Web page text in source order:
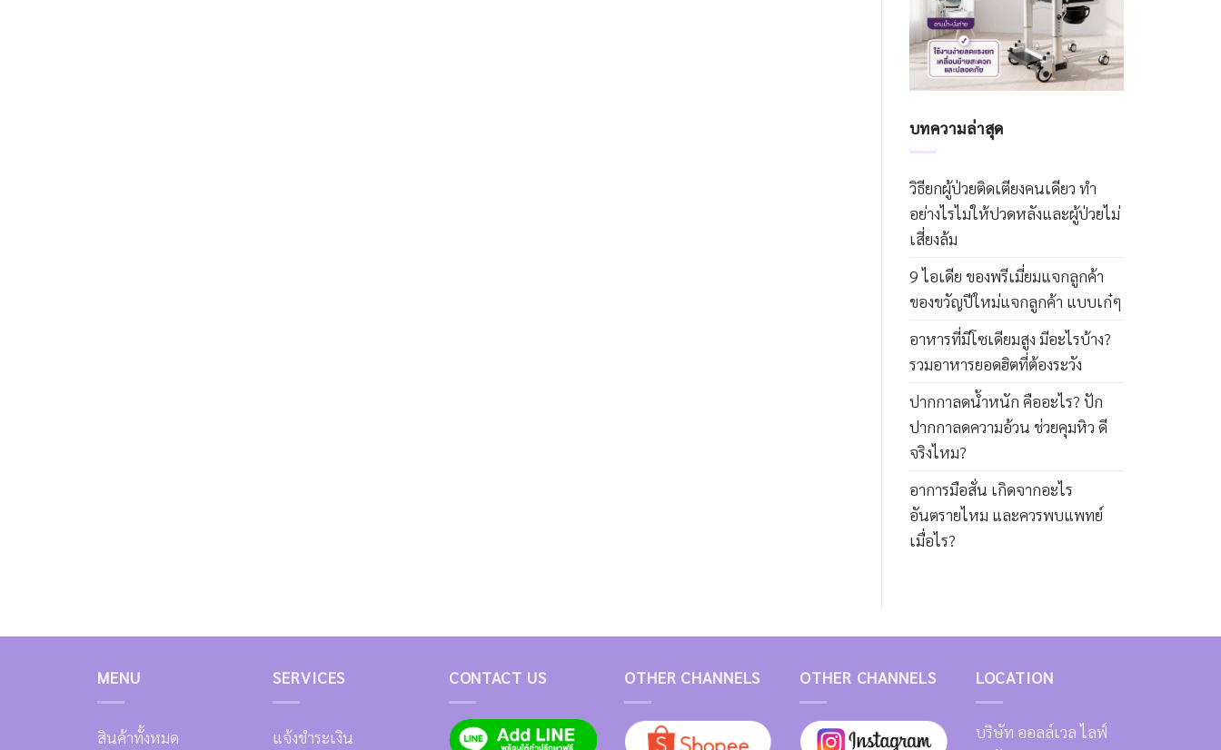
บทความล่าสุด
วิธียกผู้ป่วยติดเตียงคนเดียว ทำ
อย่างไรไม่ให้ปวดหลังและผู้ป่วยไม่
เสี่ยงล้ม
9 ไอเดีย ของพรีเมี่ยมแจกลูกค้า
ของขวัญปีใหม่แจกลูกค้า แบบเก๋ๆ
อาหารที่มีโซเดียมสูง มีอะไรบ้าง?
รวมอาหารยอดฮิตที่ต้องระวัง
ปากกาลดน้ำหนัก คืออะไร? ปัก
ปากกาลดความอ้วน ช่วยคุมหิว ดี
จริงไหม?
อาการมือสั่น เกิดจากอะไร
อันตรายไหม และควรพบแพทย์
เมื่อไร?
MENU
สินค้าทั้งหมด
SERVICES
แจ้งชำระเงิน
CONTACT US OTHER CHANNELS OTHER CHANNELS LOCATION
บริษัท ออลล์เวล ไลฟ์